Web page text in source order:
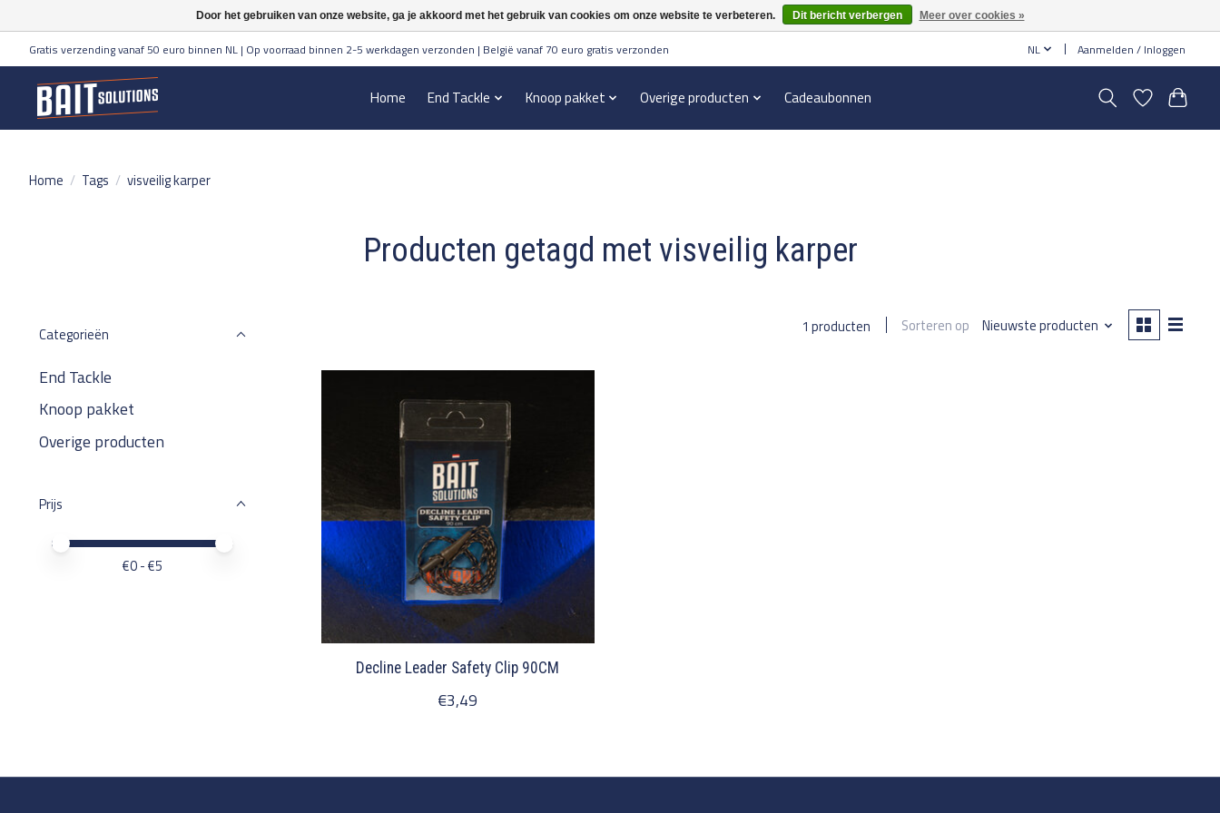
Gratis verzending vanaf 50 euro binnen NL | Op voorraad binnen 2-5 werkdagen verzonden | België vanaf 70 euro gratis verzonden NL Aanmelden / Inloggen
Home End Tackle Knoop pakket Overige producten Cadeaubonnen
Home / Tags / visveilig karper
Producten getagd met visveilig karper
Categorieën
End Tackle
Knoop pakket
Overige producten
Prijs
Minimale prijswaarde
Price maximum value
€0- €5
1 producten Sorteren op Nieuwste producten
Decline Leader Safety Clip 90CM
€3,49
Door het gebruiken van onze website, ga je akkoord met het gebruik van cookies om onze website te verbeteren. Dit bericht verbergen Meer over cookies »